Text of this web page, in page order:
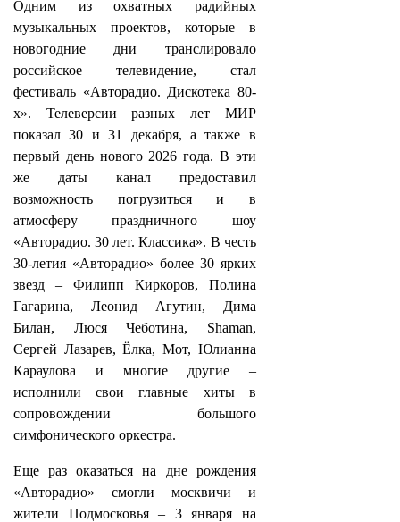
Одним из охватных радийных
музыкальных проектов, которые в
новогодние дни транслировало
российское телевидение, стал
фестиваль «Авторадио. Дискотека 80-
х». Телеверсии разных лет МИР
показал 30 и 31 декабря, а также в
первый день нового 2026 года. В эти
же даты канал предоставил
возможность погрузиться и в
атмосферу праздничного шоу
«Авторадио. 30 лет. Классика». В честь
30-летия «Авторадио» более 30 ярких
звезд – Филипп Киркоров, Полина
Гагарина, Леонид Агутин, Дима
Билан, Люся Чеботина, Shaman,
Сергей Лазарев, Ёлка, Мот, Юлианна
Караулова и многие другие –
исполнили свои главные хиты в
сопровождении большого
симфонического оркестра.
Еще раз оказаться на дне рождения
«Авторадио» смогли москвичи и
жители Подмосковья – 3 января на